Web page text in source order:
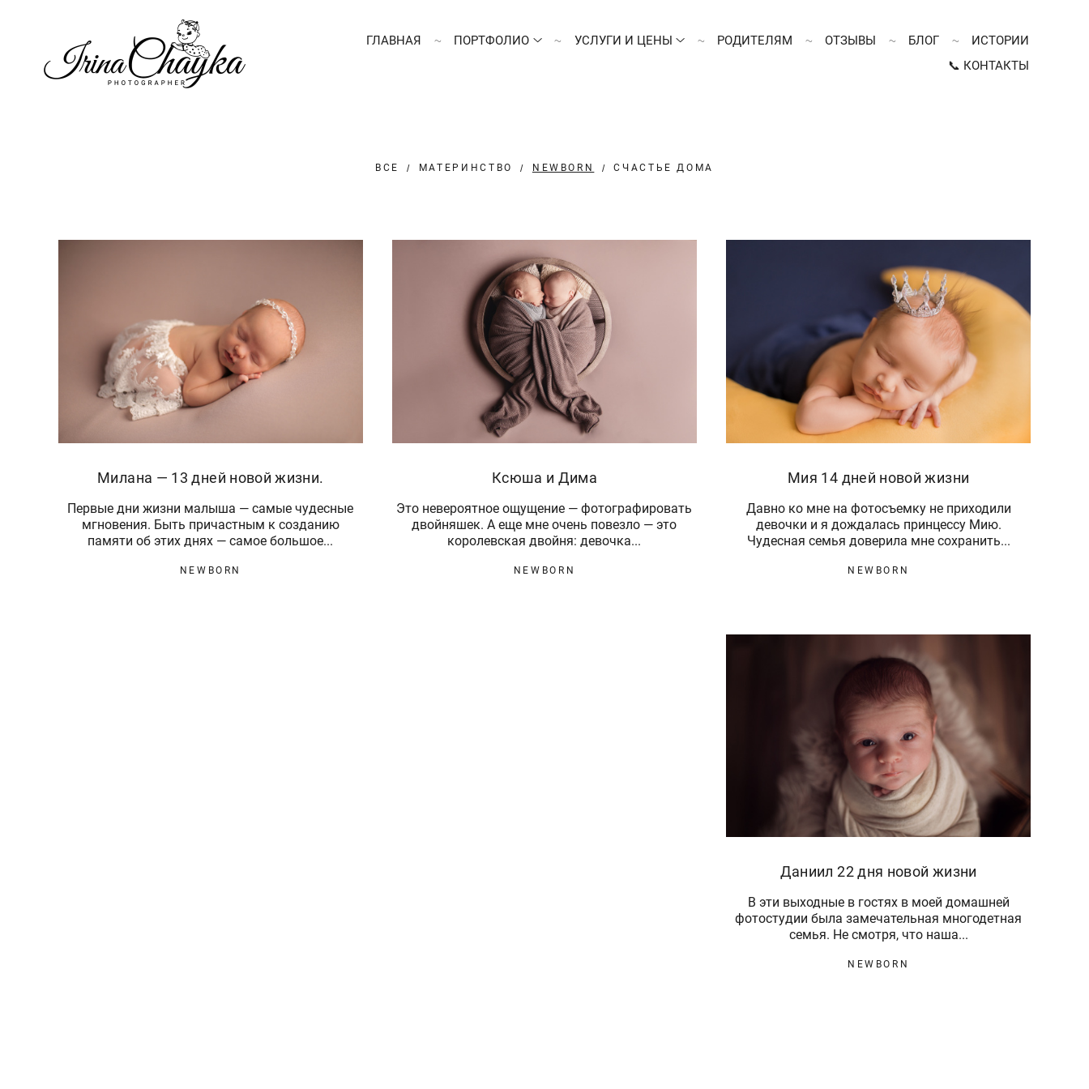
ГЛАВНАЯ ПОРТФОЛИО УСЛУГИ И ЦЕНЫ РОДИТЕЛЯМ ОТЗЫВЫ БЛОГ
ИСТОРИИ
📞 КОНТАКТЫ
ВСЕ МАТЕРИНСТВО NEWBORN СЧАСТЬЕ ДОМА
Милана — 13 дней новой жизни.
Первые дни жизни малыша — самые чудесные
мгновения. Быть причастным к созданию
памяти об этих днях — самое большое...
NEWBORN
Ксюша и Дима
Это невероятное ощущение — фотографировать
двойняшек. А еще мне очень повезло — это
королевская двойня: девочка...
NEWBORN
Мия 14 дней новой жизни
Давно ко мне на фотосъемку не приходили
девочки и я дождалась принцессу Мию.
Чудесная семья доверила мне сохранить...
NEWBORN
Даниил 22 дня новой жизни
В эти выходные в гостях в моей домашней
фотостудии была замечательная многодетная
семья. Не смотря, что наша...
NEWBORN